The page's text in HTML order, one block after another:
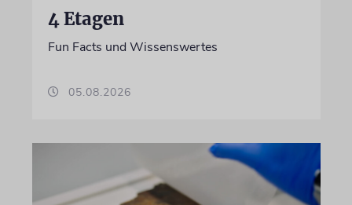
4 Etagen
Fun Facts und Wissenswertes
05.08.2026